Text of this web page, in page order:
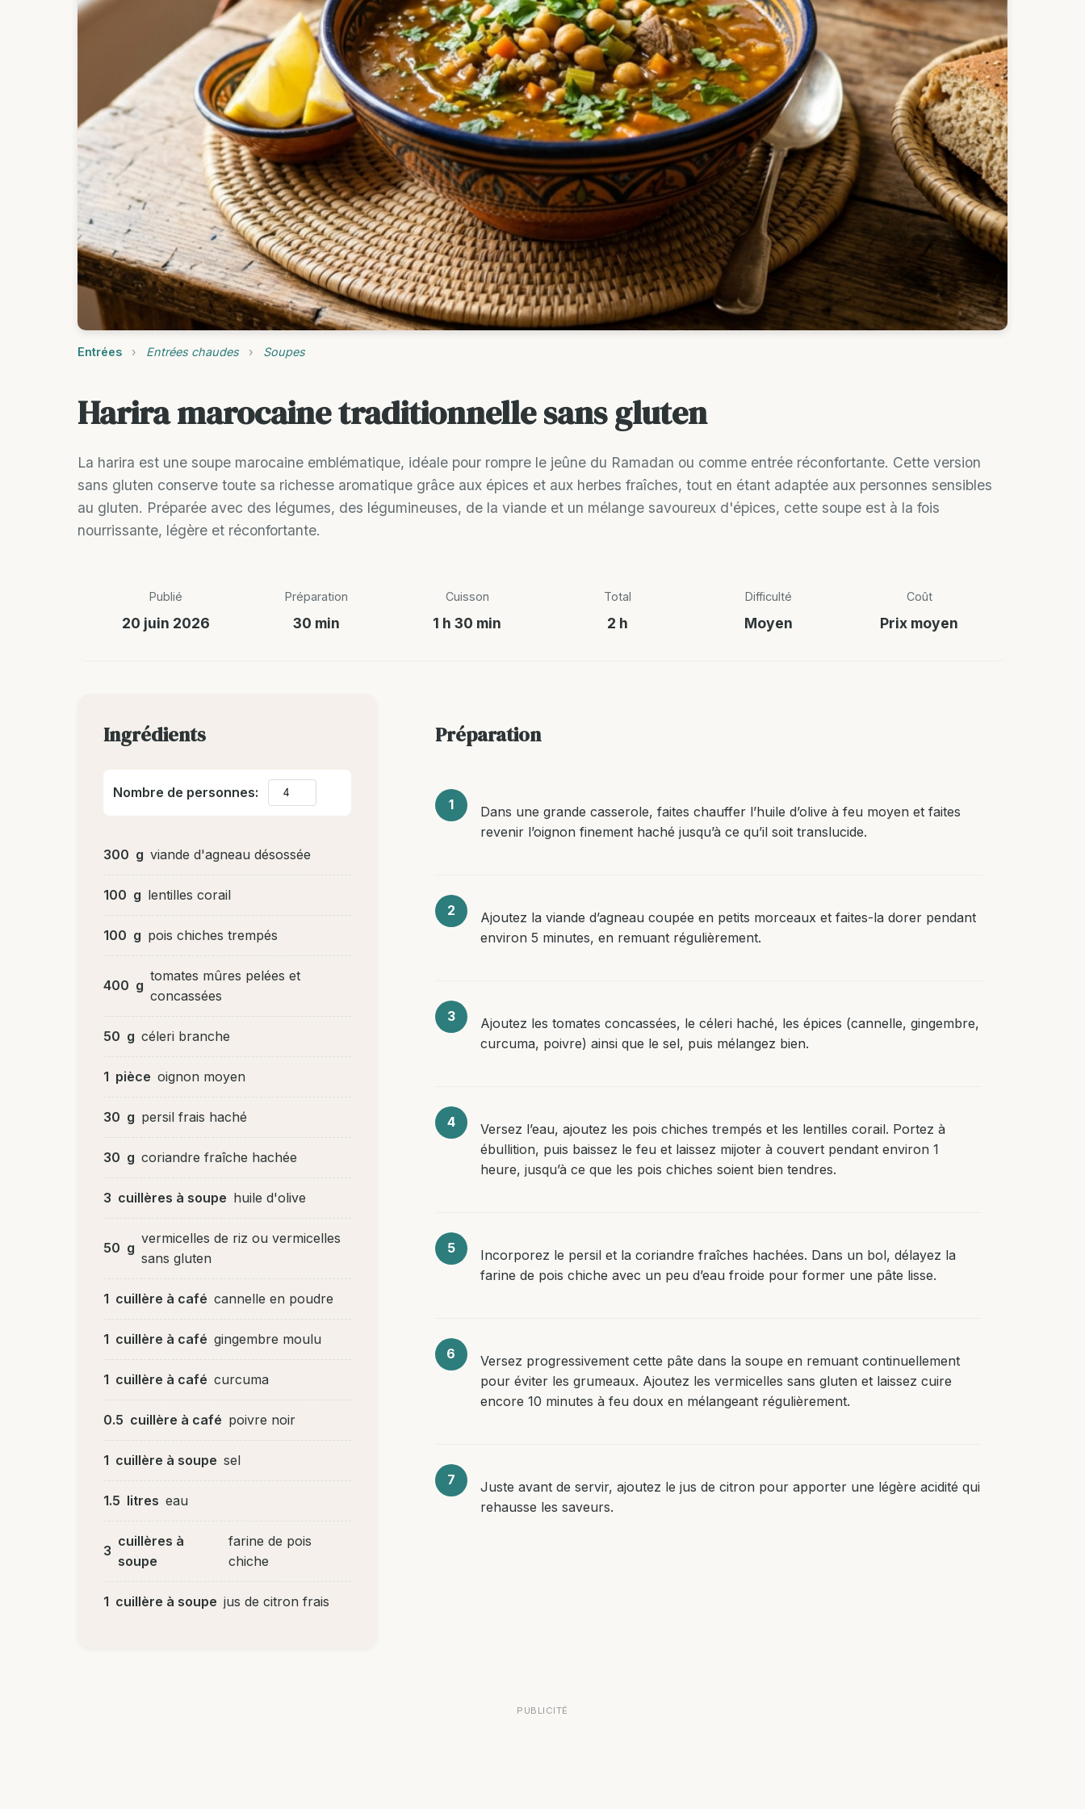
Entrées › Entrées chaudes › Soupes
Harira marocaine traditionnelle sans gluten
La harira est une soupe marocaine emblématique, idéale pour rompre le jeûne du Ramadan ou comme entrée réconfortante. Cette version
sans gluten conserve toute sa richesse aromatique grâce aux épices et aux herbes fraîches, tout en étant adaptée aux personnes sensibles
au gluten. Préparée avec des légumes, des légumineuses, de la viande et un mélange savoureux d'épices, cette soupe est à la fois
nourrissante, légère et réconfortante.
Publié
20 juin 2026
Préparation
30 min
Cuisson
1 h 30 min
Total
2 h
Difficulté
Moyen
Coût
Prix moyen
Ingrédients
Nombre de personnes:
300 g viande d'agneau désossée
100 g lentilles corail
100 g pois chiches trempés
400 g
tomates mûres pelées et
concassées
50 g céleri branche
1 pièce oignon moyen
30 g persil frais haché
30 g coriandre fraîche hachée
3 cuillères à soupe huile d'olive
50 g
vermicelles de riz ou vermicelles
sans gluten
1 cuillère à café cannelle en poudre
1 cuillère à café gingembre moulu
1 cuillère à café curcuma
0.5 cuillère à café poivre noir
1 cuillère à soupe sel
1.5 litres eau
3
cuillères à
soupe
farine de pois
chiche
1 cuillère à soupe jus de citron frais
PUBLICITÉ
Préparation
Dans une grande casserole, faites chauffer l’huile d’olive à feu moyen et faites
revenir l’oignon finement haché jusqu’à ce qu’il soit translucide.
Ajoutez la viande d’agneau coupée en petits morceaux et faites-la dorer pendant
environ 5 minutes, en remuant régulièrement.
Ajoutez les tomates concassées, le céleri haché, les épices (cannelle, gingembre,
curcuma, poivre) ainsi que le sel, puis mélangez bien.
Versez l’eau, ajoutez les pois chiches trempés et les lentilles corail. Portez à
ébullition, puis baissez le feu et laissez mijoter à couvert pendant environ 1
heure, jusqu’à ce que les pois chiches soient bien tendres.
Incorporez le persil et la coriandre fraîches hachées. Dans un bol, délayez la
farine de pois chiche avec un peu d’eau froide pour former une pâte lisse.
Versez progressivement cette pâte dans la soupe en remuant continuellement
pour éviter les grumeaux. Ajoutez les vermicelles sans gluten et laissez cuire
encore 10 minutes à feu doux en mélangeant régulièrement.
Juste avant de servir, ajoutez le jus de citron pour apporter une légère acidité qui
rehausse les saveurs.